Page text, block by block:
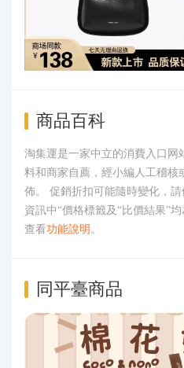
商品百科
淘集運是一家中立的消費入口网
料和商家自薦，經小編人工稽核
佈。 促銷折扣可能隨時變化，
資訊中“價格標籤及“比價結果”
查看功能說明 。
同平臺商品